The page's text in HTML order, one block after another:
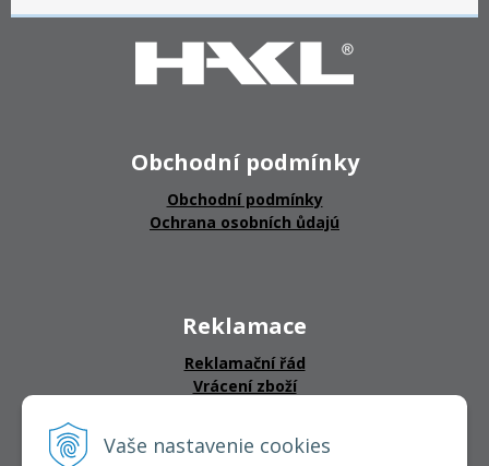
Vaše nastavenie cookies
Obchodní podmínky
Obchodní podmínky
Ochrana osobních ůdajú
Reklamace
Reklamační řád
Vrácení zboží